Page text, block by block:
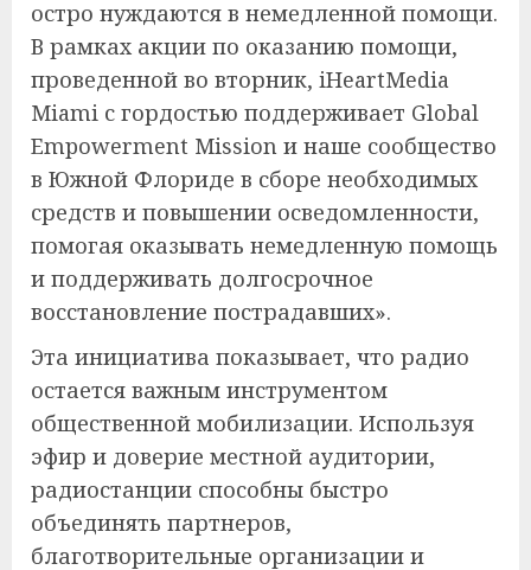
остро нуждаются в немедленной помощи.
В рамках акции по оказанию помощи,
проведенной во вторник, iHeartMedia
Miami с гордостью поддерживает Global
Empowerment Mission и наше сообщество
в Южной Флориде в сборе необходимых
средств и повышении осведомленности,
помогая оказывать немедленную помощь
и поддерживать долгосрочное
восстановление пострадавших».
Эта инициатива показывает, что радио
остается важным инструментом
общественной мобилизации. Используя
эфир и доверие местной аудитории,
радиостанции способны быстро
объединять партнеров,
благотворительные организации и